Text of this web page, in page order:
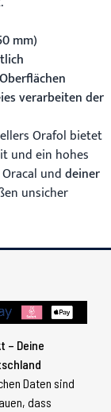
mm)
verarbeiten der
Orafol bietet
und ein hohes
unddeiner
unsicher
– Deine
Daten sind
dass